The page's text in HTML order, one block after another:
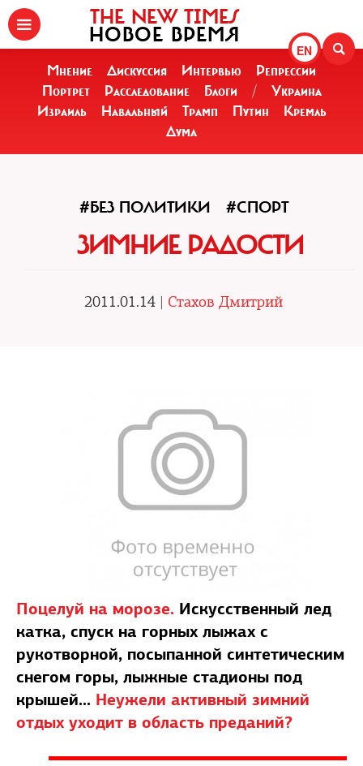
EN
THE NEW TIMES
НОВОЕ ВРЕМЯ
Мнение Дискуссия Интервью
Репрессии
Портрет
Расследование Блоги /
Украина
Израиль
Навальный Трамп Путин
Кремль
Дума
#БЕЗ ПОЛИТИКИ #СПОРТ
ЗИМНИЕ РАДОСТИ
2011.01.14 | Стахов Дмитрий
Поцелуй на морозе. Искусственный лед
катка, спуск на горных лыжах с
рукотворной, посыпанной синтетическим
снегом горы, лыжные стадионы под
крышей... Неужели активный зимний
отдых уходит в область преданий?